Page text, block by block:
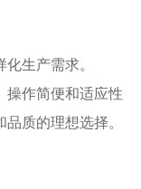
生产需求。
操作简便和适应性
质的理想选择。